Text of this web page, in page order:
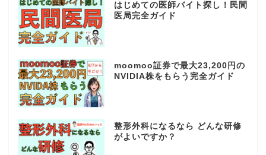
はじめての医師バイト探し！民間
医局完全ガイド
moomoo証券で最大23,200円の
NVIDIA株をもらう完全ガイド
整形外科になるなら どんな研修
がよいですか？